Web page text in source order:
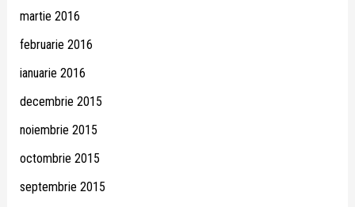
martie 2016
februarie 2016
ianuarie 2016
decembrie 2015
noiembrie 2015
octombrie 2015
septembrie 2015